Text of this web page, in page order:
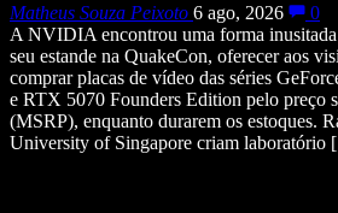
Matheus Souza Peixoto 6 ago, 2026
0
A NVIDIA encontrou uma forma
seu estande na QuakeCon, oferecer aos
comprar placas de vídeo das séries
e RTX 5070 Founders Edition pelo preço
(MSRP), enquanto durarem os estoques.
University of Singapore criam